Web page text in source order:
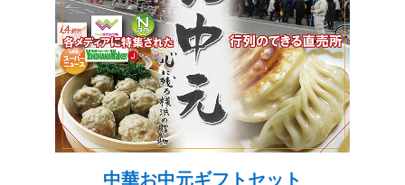
中華お中元ギフトセット